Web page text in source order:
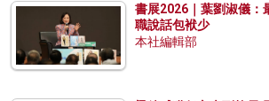
書展2026｜葉劉淑儀：
職說話包袱少
本社編輯部